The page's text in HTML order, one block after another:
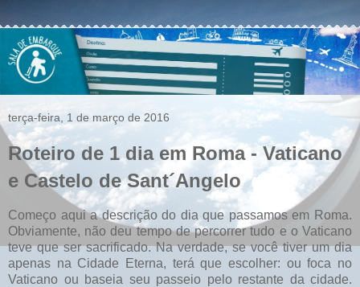
terça-feira, 1 de março de 2016
Roteiro de 1 dia em Roma - Vaticano
e Castelo de Sant´Angelo
Começo aqui a descrição do dia que passamos em Roma.
Obviamente, não deu tempo de percorrer tudo e o Vaticano
teve que ser sacrificado. Na verdade, se você tiver um dia
apenas na Cidade Eterna, terá que escolher: ou foca no
Vaticano ou baseia seu passeio pelo restante da cidade.